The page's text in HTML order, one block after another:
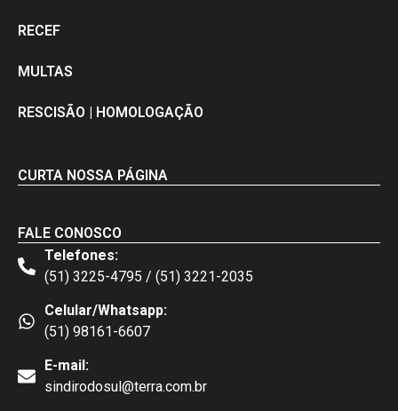
RECEF
MULTAS
RESCISÃO | HOMOLOGAÇÃO
CURTA NOSSA PÁGINA
FALE CONOSCO
Telefones:
(51) 3225-4795 / (51) 3221-2035
Celular/Whatsapp:
(51) 98161-6607
E-mail:
sindirodosul@terra.com.br